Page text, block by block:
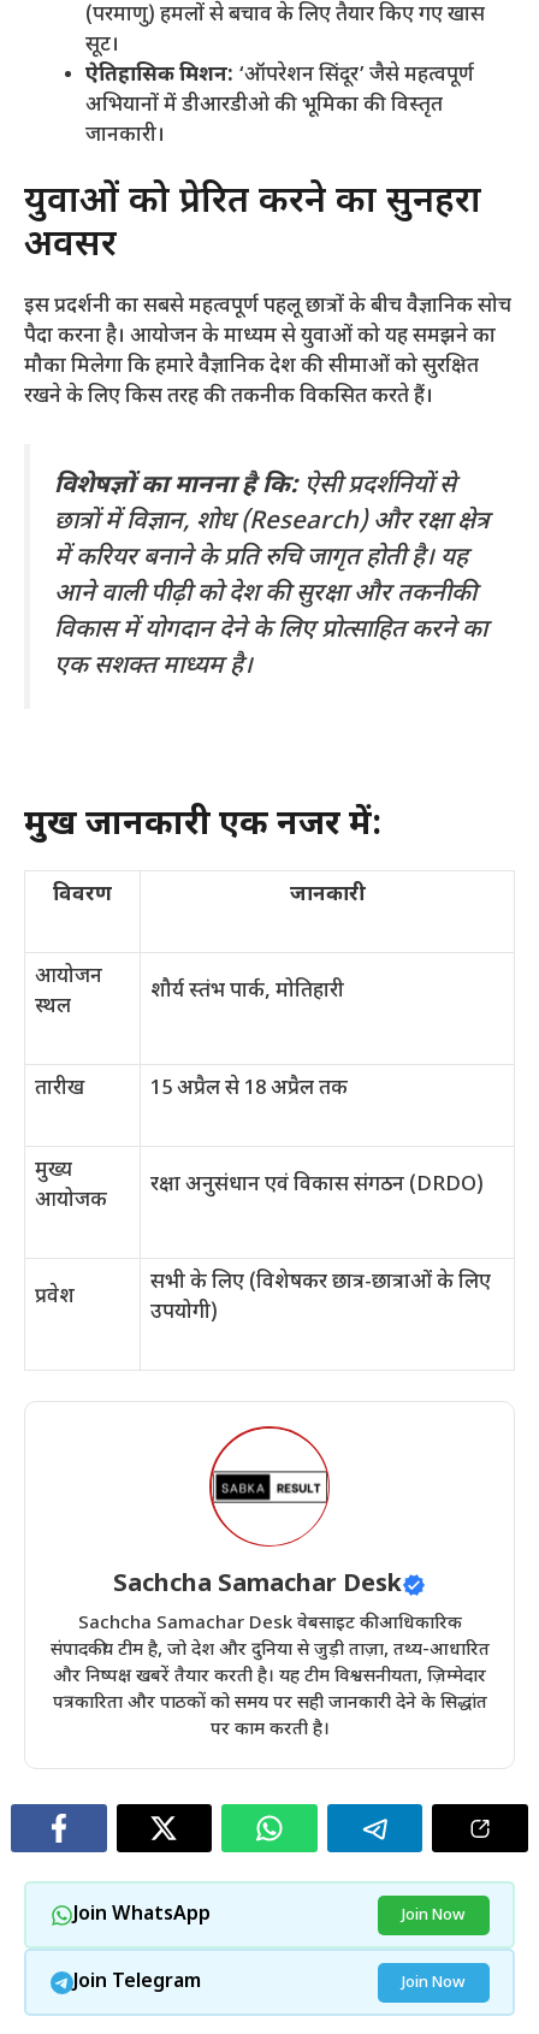
(परमाणु) हमलों से बचाव के लिए तैयार किए गए खास
सूट।
ऐतिहासिक मिशन: ‘ऑपरेशन सिंदूर’ जैसे महत्वपूर्ण
अभियानों में डीआरडीओ की भूमिका की विस्तृत
जानकारी।
​युवाओं को प्रेरित करने का सुनहरा
अवसर
​इस प्रदर्शनी का सबसे महत्वपूर्ण पहलू छात्रों के बीच वैज्ञानिक सोच
पैदा करना है। आयोजन के माध्यम से युवाओं को यह समझने का
मौका मिलेगा कि हमारे वैज्ञानिक देश की सीमाओं को सुरक्षित
रखने के लिए किस तरह की तकनीक विकसित करते हैं।
विशेषज्ञों का मानना है कि:ऐसी प्रदर्शनियों से
छात्रों में विज्ञान, शोध (Research) और रक्षा क्षेत्र
में करियर बनाने के प्रति रुचि जागृत होती है। यह
आने वाली पीढ़ी को देश की सुरक्षा और तकनीकी
विकास में योगदान देने के लिए प्रोत्साहित करने का
एक सशक्त माध्यम है।
प्रमुख जानकारी एक नजर में:
विवरण जानकारी
आयोजन
स्थल
शौर्य स्तंभ पार्क, मोतिहारी
तारीख 15 अप्रैल से 18 अप्रैल तक
मुख्य
आयोजक
रक्षा अनुसंधान एवं विकास संगठन (DRDO)
प्रवेश
सभी के लिए (विशेषकर छात्र-छात्राओं के लिए
उपयोगी)
Sachcha Samachar Desk
Sachcha Samachar Desk वेबसाइट की आधिकारिक
संपादकीय टीम है, जो देश और दुनिया से जुड़ी ताज़ा, तथ्य-आधारित
और निष्पक्ष खबरें तैयार करती है। यह टीम विश्वसनीयता, ज़िम्मेदार
पत्रकारिता और पाठकों को समय पर सही जानकारी देने के सिद्धांत
पर काम करती है।
Join WhatsApp Join Now
Join Telegram Join Now